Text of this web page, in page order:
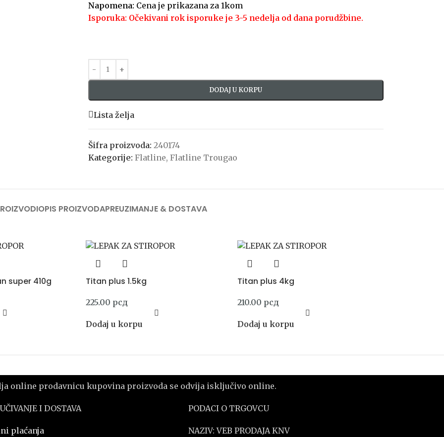
Napomena: Cena je prikazana za 1kom
Isporuka: Očekivani rok isporuke je 3-5 nedelja od dana porudžbine.
DODAJ U KORPU
Lista želja
Šifra proizvoda: 240174
Kategorije: Flatline, Flatline Trougao
OPIS PROIZVODAPREUZIMANJE & DOSTAVA
super 410g Titan plus 1.5kg
225.00 рсд
Dodaj u korpu
Titan plus 4kg
210.00 рсд
Dodaj u korpu
online prodavnicu kupovina proizvoda se odvija isključivo online.
I DOSTAVA
plaćanja
PODACI O TRGOVCU
NAZIV: VEB PRODAJA KNV